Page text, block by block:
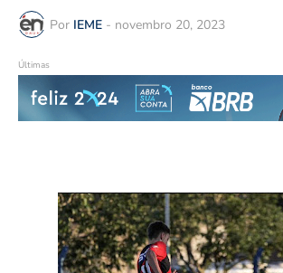
Por IEME - novembro 20, 2023
Últimas